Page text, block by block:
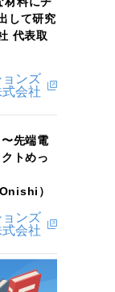
して研究
代表取
ンズ
会社
先端電
トめっ
）
ンズ
会社